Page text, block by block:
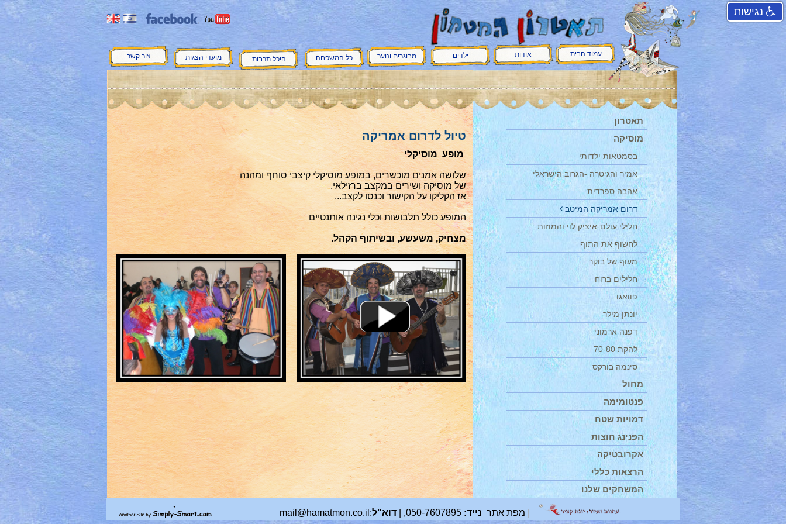
עמוד הבית אודות ילדים מבוגרים ונוער כל המשפחה היכל תרבות מועדי הצגות צור קשר
תאטרון
מוסיקה
בסמטאות ילדותי
אמיר והגיטרה -הגרוב הישראלי
אהבה ספרדית
דרום אמריקה המיטב
חלילי עולם-איציק לוי והמוזות
לחשוף את התוף
מעוף של בוקר
חלילים ברוח
פוואגו
יונתן מילר
דפנה ארמוני
להקת 70-80
סינמה בורקס
מחול
פנטומימה
דמויות שטח
הפנינג חוצות
אקרובטיקה
הרצאות כללי
המשחקים שלנו
טיול לדרום אמריקה
מופע מוסיקלי
שלושה אמנים מוכשרים, במופע מוסיקלי קיצבי סוחף ומהנה
של מוסיקה ושירים במקצב ברזילאי.
אז הקליקו על הקישור וכנסו לקצב...
המופע כולל תלבושות וכלי נגינה אותנטיים
מצחיק, משעשע, ובשיתוף הקהל.
מפת אתר נייד: 050-7607895
, | דוא"ל:
mail@hamatmon.co.il
נגישות